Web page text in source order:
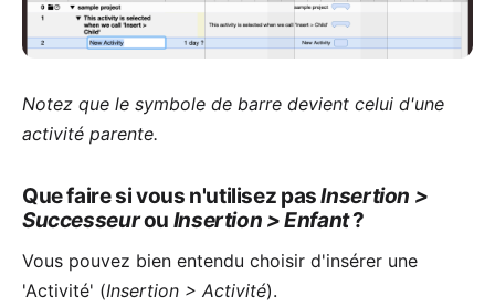
Notez que le symbole de barre devient celui d'une
activité parente.
Que faire si vous n'utilisez pasInsertion >
Successeurou Insertion > Enfant?
Vous pouvez bien entendu choisir d'insérer une
'Activité' (Insertion > Activité).